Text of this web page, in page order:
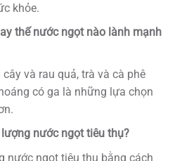
khỏe.
thế nước ngọt nào lành mạnh
và rau quả, trà và cà phê
có ga là những lựa chọn
nước ngọt tiêu thụ?
nước ngọt tiêu thụ bằng cách